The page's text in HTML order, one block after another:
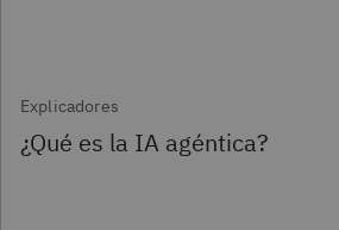
Explicadores
¿Qué es la IA agéntica?